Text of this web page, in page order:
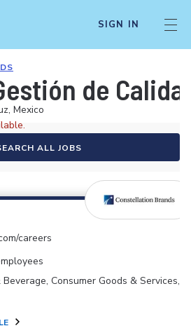
SIGN IN
de
Mexico
ALL JOBS
careers
Beverage, Consumer Goods & Services,